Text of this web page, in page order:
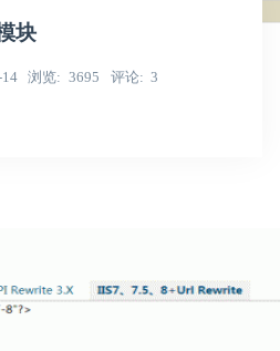
块
浏览 3695 评论 3